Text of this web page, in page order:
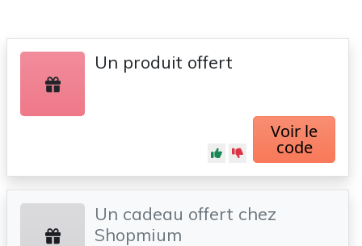
Un produit offert
Voir le
code
Un cadeau offert chez
Shopmium